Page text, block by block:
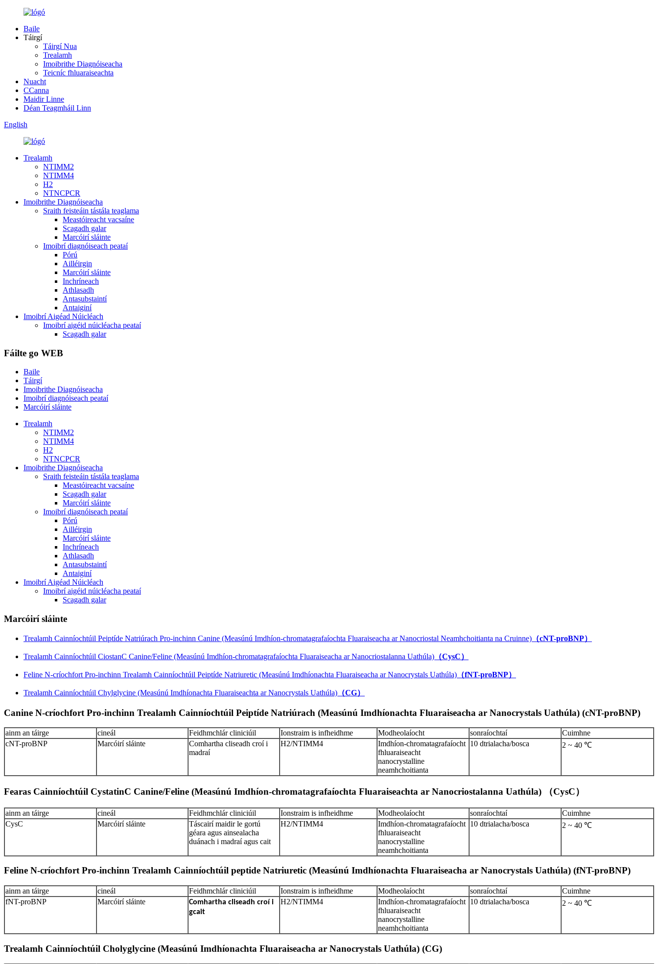
Baile
Táirgí
Táirgí Nua
Trealamh
Imoibrithe Diagnóiseacha
Teicníc fhluaraiseachta
Nuacht
CCanna
Maidir Linne
Déan Teagmháil Linn
English
Trealamh
NTIMM2
NTIMM4
H2
NTNCPCR
Imoibrithe Diagnóiseacha
Sraith feisteáin tástála teaglama
Meastóireacht vacsaíne
Scagadh galar
Marcóirí sláinte
Imoibrí diagnóiseach peataí
Pórú
Ailléirgin
Marcóirí sláinte
Inchríneach
Athlasadh
Antasubstaintí
Antaiginí
Imoibrí Aigéad Núicléach
Imoibrí aigéid núicléacha peataí
Scagadh galar
Fáilte go WEB
Baile
Táirgí
Imoibrithe Diagnóiseacha
Imoibrí diagnóiseach peataí
Marcóirí sláinte
Trealamh
NTIMM2
NTIMM4
H2
NTNCPCR
Imoibrithe Diagnóiseacha
Sraith feisteáin tástála teaglama
Meastóireacht vacsaíne
Scagadh galar
Marcóirí sláinte
Imoibrí diagnóiseach peataí
Pórú
Ailléirgin
Marcóirí sláinte
Inchríneach
Athlasadh
Antasubstaintí
Antaiginí
Imoibrí Aigéad Núicléach
Imoibrí aigéid núicléacha peataí
Scagadh galar
Marcóirí sláinte
Trealamh Cainníochtúil Peiptíde Natriúrach Pro-inchinn Canine (Measúnú Imdhíon-chromatagrafaíochta Fluaraiseacha ar Nanocriostal Neamhchoitianta na Cruinne) （cNT-proBNP）
Trealamh Cainníochtúil CiostanC Canine/Feline (Measúnú Imdhíon-chromatagrafaíochta Fluaraiseacha ar Nanocriostalanna Uathúla) （CysC）
Feline N-críochfort Pro-inchinn Trealamh Cainníochtúil Peiptíde Natriuretic (Measúnú Imdhíonachta Fluaraiseacha ar Nanocrystals Uathúla) （fNT-proBNP）
Trealamh Cainníochtúil Chylglycine (Measúnú Imdhíonachta Fluaraiseachta ar Nanocrystals Uathúla) （CG）
Canine N-críochfort Pro-inchinn Trealamh Cainníochtúil Peiptíde Natriúrach (Measúnú Imdhíonachta Fluaraiseacha ar Nanocrystals Uathúla) (cNT-proBNP)
ainm an táirge cineál Feidhmchlár cliniciúil Ionstraim is infheidhme Modheolaíocht sonraíochtaí
Cuimhne
cNT-proBNP
Marcóirí sláinte
Comhartha cliseadh croí i
madraí
H2/NTIMM4
Imdhíon-chromatagrafaíocht
fhluaraiseacht
nanocrystalline
neamhchoitianta
10 dtrialacha/bosca 2 ~ 40 ℃
Fearas Cainníochtúil CystatinC Canine/Feline (Measúnú Imdhíon-chromatagrafaíochta Fluaraiseachta ar Nanocriostalanna Uathúla) （CysC）
ainm an táirge cineál Feidhmchlár cliniciúil Ionstraim is infheidhme Modheolaíocht sonraíochtaí
Cuimhne
CysC
Marcóirí sláinte
Táscairí maidir le gortú
géara agus ainsealacha
duánach i madraí agus cait
H2/NTIMM4
Imdhíon-chromatagrafaíocht
fhluaraiseacht
nanocrystalline
neamhchoitianta
10 dtrialacha/bosca 2 ~ 40 ℃
Feline N-críochfort Pro-inchinn Trealamh Cainníochtúil peptide Natriuretic (Measúnú Imdhíonachta Fluaraiseacha ar Nanocrystals Uathúla) (fNT-proBNP)
ainm an táirge cineál Feidhmchlár cliniciúil Ionstraim is infheidhme Modheolaíocht sonraíochtaí
Cuimhne
fNT-proBNP
Marcóirí sláinte
Comhartha cliseadh croí i
gcait
H2/NTIMM4
Imdhíon-chromatagrafaíocht
fhluaraiseacht
nanocrystalline
neamhchoitianta
10 dtrialacha/bosca 2 ~ 40 ℃
Trealamh Cainníochtúil Cholyglycine (Measúnú Imdhíonachta Fluaraiseacha ar Nanocrystals Uathúla) (CG)